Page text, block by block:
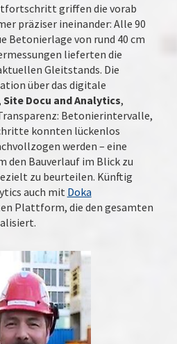
griffen die vorab
präziser ineinander: Alle 90
Betonierlage von rund 40 cm
lieferten die
Gleitstands. Die
über das digitale
Site Docu and Analytics,
Betonierintervalle,
konnten lückenlos
werden – eine
den Bauverlauf im Blick zu
zu beurteilen. Künftig
auch mit Doka
Plattform, die den gesamten